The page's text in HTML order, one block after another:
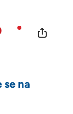
na